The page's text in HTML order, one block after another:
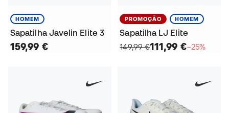
HOMEM
Sapatilha Javelin Elite 3
159,99 €
PROMOÇÃO HOMEM
Sapatilha LJ Elite
149,99 €111,99 €−25%